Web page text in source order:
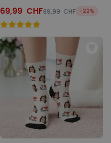
69,99 CHF89,99 CHF -22%